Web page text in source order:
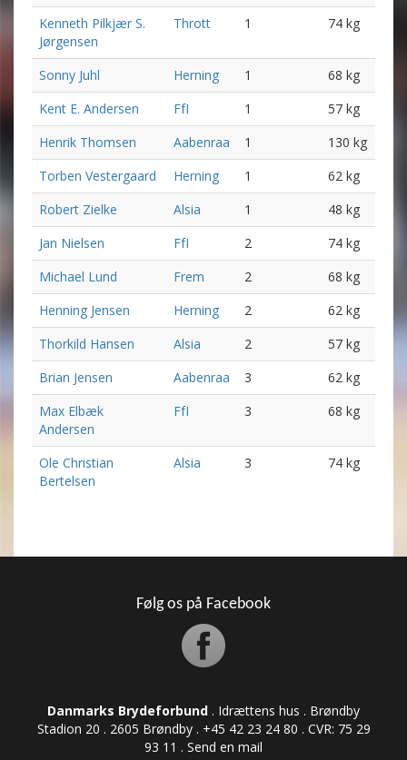
Kenneth Pilkjær S.
Jørgensen
Thrott 1 74 kg
Sonny Juhl Herning 1
68 kg
Kent E. Andersen
FfI 1
57 kg
Henrik Thomsen
Aabenraa 1
130 kg
Torben Vestergaard
Herning 1
62 kg
Robert Zielke
Alsia 1
48 kg
Jan Nielsen
FfI 2
74 kg
Michael Lund
Frem 2
68 kg
Henning Jensen
Herning 2
62 kg
Thorkild Hansen
Alsia 2
57 kg
Brian Jensen
Aabenraa 3
62 kg
Max Elbæk
Andersen
FfI 3 68 kg
Ole Christian
Bertelsen
Alsia 3 74 kg
Følg os på Facebook
Danmarks Brydeforbund . Idrættens hus . Brøndby
Stadion 20 . 2605 Brøndby . +45 42 23 24 80 . CVR: ​​​​​​75 29
93 11 . Send en mail